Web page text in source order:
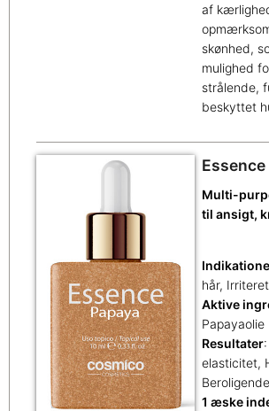
af
skønhed,
mulighed
strålende,
beskyttet
Multi-
til ansigt,
hår,
Aktive
Papayaolie
Resultater
elasticitet,
Beroligende
1 æske